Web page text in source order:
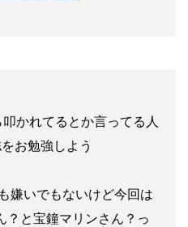
かれてるとか言ってる人
お勉強しよう
嫌いでもないけど今回は
？と宝鐘マリンさん？っ